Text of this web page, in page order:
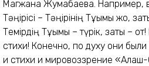
Магжана Жумабаева. Например, в
Тәңірісі – Тәңірінің Тұқымы жоқ,
Темірдің Тұқымы – түрік, заты –
стихи! Конечно, по духу они
и стихи и мировоззрение